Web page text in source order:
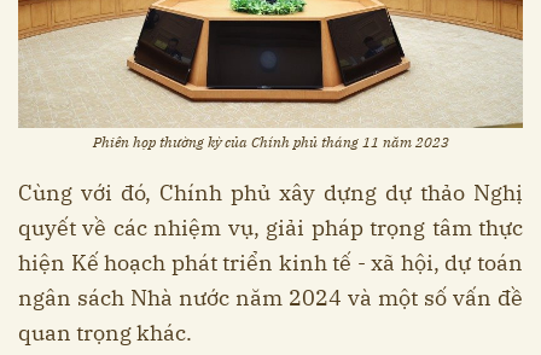
Phiên họp thường kỳ của Chính phủ tháng 11 năm 2023
Cùng với đó, Chính phủ xây dựng dự thảo Nghị
quyết về các nhiệm vụ, giải pháp trọng tâm thực
hiện Kế hoạch phát triển kinh tế - xã hội, dự toán
ngân sách Nhà nước năm 2024 và một số vấn đề
quan trọng khác.